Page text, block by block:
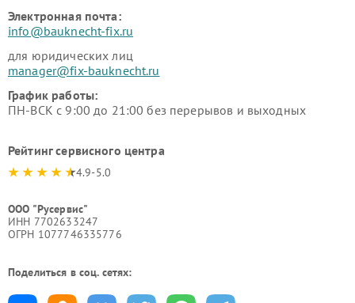
Электронная почта:
info@bauknecht-fix.ru
для юридических лиц
manager@fix-bauknecht.ru
График работы:
ПН-ВСК с 9:00 до 21:00 без перерывов и выходных
Рейтинг сервисного центра
4.9-5.0
ООО "Русервис"
ИНН 7702633247
ОГРН 1077746335776
Поделиться в соц. сетях: